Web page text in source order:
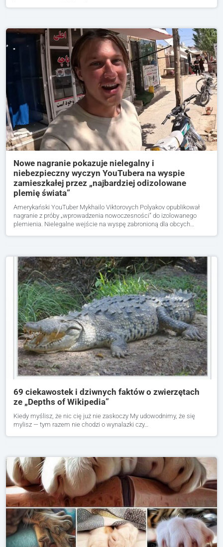
Nowe nagranie pokazuje nielegalny i
niebezpieczny wyczyn YouTubera na wyspie
zamieszkałej przez „najbardziej odizolowane
plemię świata”
Amerykański YouTuber Mykhailo Viktorovych Polyakov opublikował
nagranie z próby „wprowadzenia nowoczesności” do izolowanego
plemienia. Nielegalne wejście na wyspę zabronioną dla obcych…
69 ciekawostek i dziwnych faktów o zwierzętach
ze „Depths of Wikipedia”
Kiedy myślisz, że nic cię już nie zaskoczy My udowodnimy, że się
mylisz — tym razem nie chodzi o wynalazki czy…